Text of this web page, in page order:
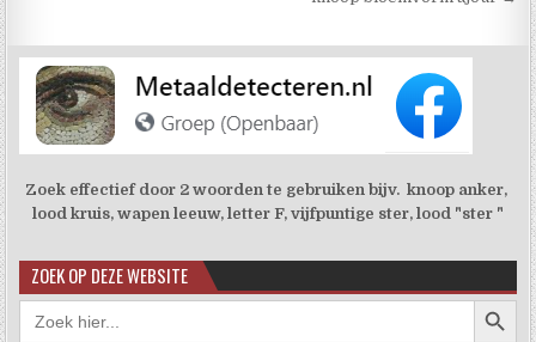
Zoek effectief door 2 woorden te gebruiken bijv. knoop anker,
lood kruis, wapen leeuw, letter F, vijfpuntige ster, lood "ster "
ZOEK OP DEZE WEBSITE
Zoek
naar: